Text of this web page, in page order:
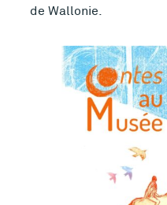
de Wallonie.